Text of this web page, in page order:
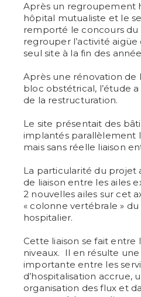
Après un regroupement
hôpital mutualiste et le
remporté le concours du
regrouper l’activité
seul site à la fin des
Après une rénovation de
bloc obstétrical, l’étude
de la restructuration.
Le site présentait des
implantés parallèlement
mais sans réelle liaison
La particularité du projet
de liaison entre les ailes
2 nouvelles ailes sur cet
« colonne vertébrale »
hospitalier.
Cette liaison se fait entre
niveaux. Il en résulte
importante entre les
d’hospitalisation accrue,
organisation des flux et